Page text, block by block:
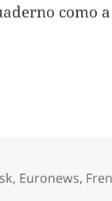
como
, Euronews,